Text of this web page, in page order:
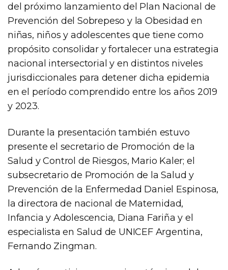
del próximo lanzamiento del Plan Nacional de
Prevención del Sobrepeso y la Obesidad en
niñas, niños y adolescentes que tiene como
propósito consolidar y fortalecer una estrategia
nacional intersectorial y en distintos niveles
jurisdiccionales para detener dicha epidemia
en el período comprendido entre los años 2019
y 2023.
Durante la presentación también estuvo
presente el secretario de Promoción de la
Salud y Control de Riesgos, Mario Kaler; el
subsecretario de Promoción de la Salud y
Prevención de la Enfermedad Daniel Espinosa,
la directora de nacional de Maternidad,
Infancia y Adolescencia, Diana Fariña y el
especialista en Salud de UNICEF Argentina,
Fernando Zingman.